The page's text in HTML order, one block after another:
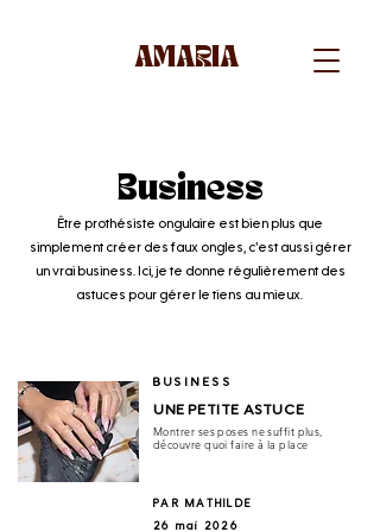
AMARIA
Business
Être prothésiste ongulaire est bien plus que
simplement créer des faux ongles, c'est aussi gérer
un vrai business. Ici, je te donne régulièrement des
astuces pour gérer le tiens au mieux.
BUSINESS
UNE PETITE ASTUCE
Montrer ses poses ne suffit plus,
découvre quoi faire à la place
PAR MATHILDE
26 mai 2026